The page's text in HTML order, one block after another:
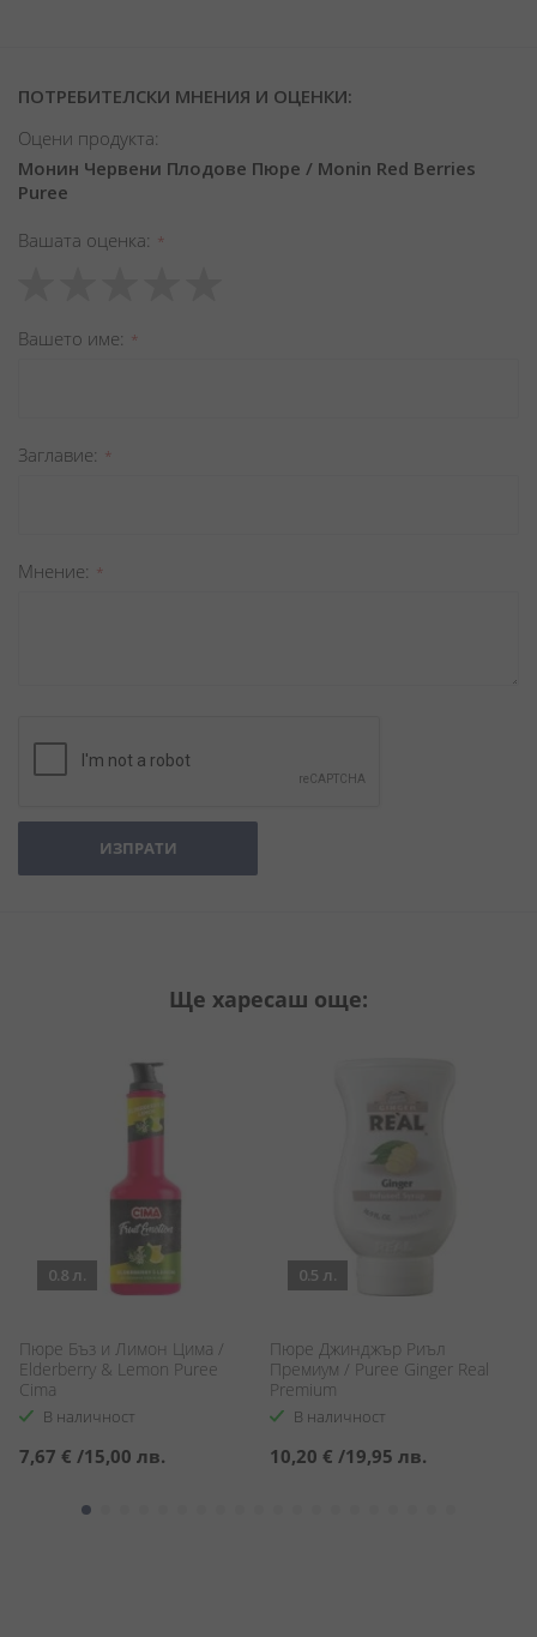
ПОТРЕБИТЕЛСКИ МНЕНИЯ И ОЦЕНКИ:
Оцени продукта:
Монин Червени Плодове Пюре / Monin Red Berries
Puree
Вашата оценка
star
stars
stars
stars
stars
Вашето име
Заглавиe
Мнение
ИЗПРАТИ
Ще харесаш още:
0.8 л.
Пюре Бъз и Лимон Цима /
Elderberry & Lemon Puree
Cima
В наличност
7,67 € /15,00 лв.
0.5 л.
Пюре Джинджър Риъл
Премиум / Puree Ginger Real
Premium
В наличност
10,20 € /19,95 лв.